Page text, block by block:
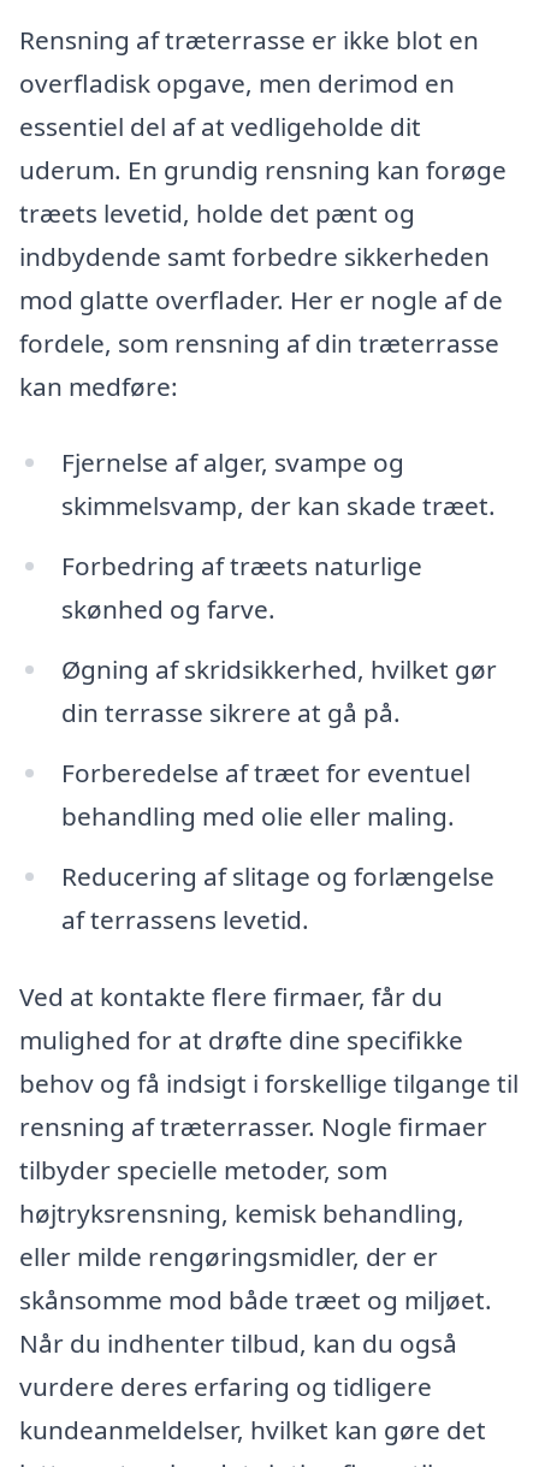
Rensning af træterrasse er ikke blot en
overfladisk opgave, men derimod en
essentiel del af at vedligeholde dit
uderum. En grundig rensning kan forøge
træets levetid, holde det pænt og
indbydende samt forbedre sikkerheden
mod glatte overflader. Her er nogle af de
fordele, som rensning af din træterrasse
kan medføre:
Fjernelse af alger, svampe og
skimmelsvamp, der kan skade træet.
Forbedring af træets naturlige
skønhed og farve.
Øgning af skridsikkerhed, hvilket gør
din terrasse sikrere at gå på.
Forberedelse af træet for eventuel
behandling med olie eller maling.
Reducering af slitage og forlængelse
af terrassens levetid.
Ved at kontakte flere firmaer, får du
mulighed for at drøfte dine specifikke
behov og få indsigt i forskellige tilgange til
rensning af træterrasser. Nogle firmaer
tilbyder specielle metoder, som
højtryksrensning, kemisk behandling,
eller milde rengøringsmidler, der er
skånsomme mod både træet og miljøet.
Når du indhenter tilbud, kan du også
vurdere deres erfaring og tidligere
kundeanmeldelser, hvilket kan gøre det